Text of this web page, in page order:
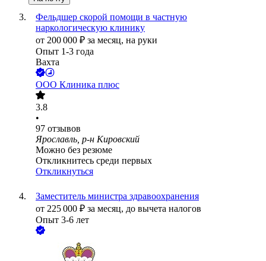
Фельдшер скорой помощи в частную
наркологическую клинику
от 200 000 ₽ за месяц, на руки
Опыт 1-3 года
Вахта
ООО Клиника плюс
3.8
•
97 отзывов
Ярославль, р-н Кировский
Можно без резюме
Откликнитесь среди первых
Откликнуться
Заместитель министра здравоохранения
от 225 000 ₽ за месяц, до вычета налогов
Опыт 3-6 лет